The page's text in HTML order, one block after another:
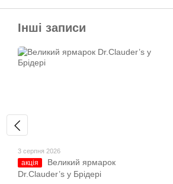
Інші записи
3 серпня 2026
акція
Великий ярмарок
Dr.Clauder’s у Брідері